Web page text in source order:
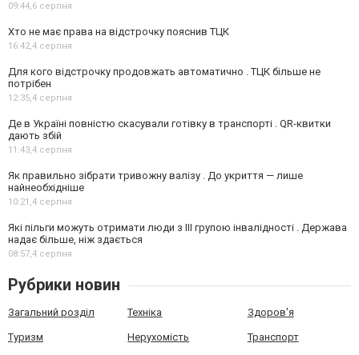
09:44,6 серпня
Хто не має права на відстрочку пояснив ТЦК
16:42,4 серпня
Для кого відстрочку продовжать автоматично . ТЦК більше не
потрібен
12:35,4 серпня
Де в Україні повністю скасували готівку в транспорті . QR-квитки
дають збій
11:43,4 серпня
Як правильно зібрати тривожну валізу . До укриття — лише
найнеобхідніше
10:21,4 серпня
Які пільги можуть отримати люди з III групою інвалідності . Держава
надає більше, ніж здається
08:57,4 серпня
Рубрики новин
Загальний розділ Техніка Здоров'я
Туризм Нерухомість Транспорт